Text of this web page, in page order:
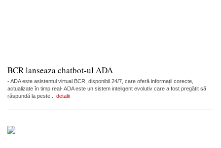
BCR lanseaza chatbot-ul ADA
- ADA este asistentul virtual BCR, disponibil 24/7, care oferă informații corecte,
actualizate în timp real- ADA este un sistem inteligent evolutiv care a fost pregătit să
răspundă la peste... detalii